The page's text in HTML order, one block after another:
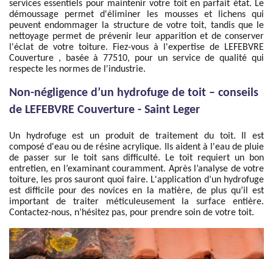
services essentiels pour maintenir votre toit en parfait état. Le
démoussage permet d'éliminer les mousses et lichens qui
peuvent endommager la structure de votre toit, tandis que le
nettoyage permet de prévenir leur apparition et de conserver
l'éclat de votre toiture. Fiez-vous à l'expertise de LEFEBVRE
Couverture , basée à 77510, pour un service de qualité qui
respecte les normes de l'industrie.
Non-négligence d’un hydrofuge de toit – conseils
de LEFEBVRE Couverture - Saint Leger
Un hydrofuge est un produit de traitement du toit. Il est
composé d'eau ou de résine acrylique. Ils aident à l'eau de pluie
de passer sur le toit sans difficulté. Le toit requiert un bon
entretien, en l’examinant couramment. Après l’analyse de votre
toiture, les pros sauront quoi faire. L'application d’un hydrofuge
est difficile pour des novices en la matière, de plus qu’il est
important de traiter méticuleusement la surface entière.
Contactez-nous, n’hésitez pas, pour prendre soin de votre toit.